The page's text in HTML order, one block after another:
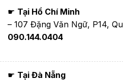
☛ Tại Hồ Chí Minh
– 107 Đặng Văn Ngữ, P14,
090.144.0404
☛ Tại Đà Nẵng